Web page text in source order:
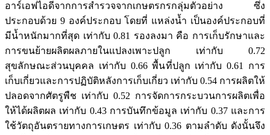
อาร์เอฟไอดีจากการสำรวจจากเกษตรกรกลุ่มตัวอย่าง ซึ่ง
ประกอบด้วย 9 องค์ประกอบ โดยที่ แหล่งน้ำ เป็นองค์ประกอบที่
มีน้ำหนักมากที่สุด เท่ากับ 0.81 รองลงมา คือ การเก็บรักษาและ
การขนย้ายผลิตผลภายในแปลงเพาะปลูก เท่ากับ 0.72
สุขลักษณะส่วนบุคคล เท่ากับ 0.66 พื้นที่ปลูก เท่ากับ 0.61 การ
เก็บเกี่ยวและการปฏิบัติหลังการเก็บเกี่ยว เท่ากับ 0.54 การผลิตให้
ปลอดจากศัตรูพืช เท่ากับ 0.52 การจัดการกระบวนการผลิตเพื่อ
ให้ได้ผลิตผล เท่ากับ 0.43 การบันทึกข้อมูล เท่ากับ 0.37 และการ
ใช้วัตถุอันตรายทางการเกษตร เท่ากับ 0.36 ตามลำดับ ดังนั้นจึง